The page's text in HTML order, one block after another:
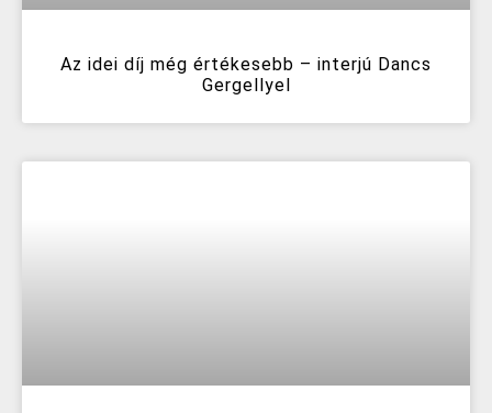
Az idei díj még értékesebb – interjú Dancs
Gergellyel